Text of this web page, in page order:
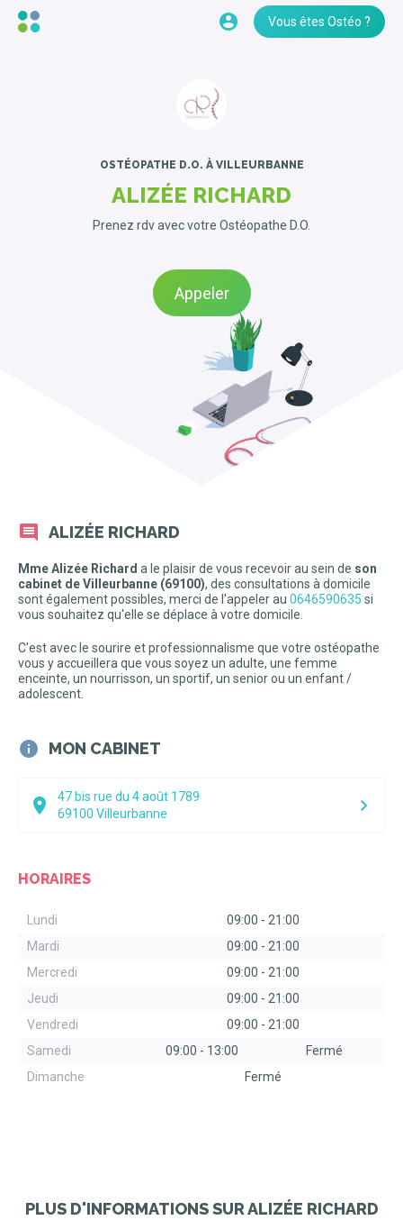
Vous êtes Ostéo ?
OSTÉOPATHE D.O. À VILLEURBANNE
ALIZÉE RICHARD
Prenez rdv avec votre Ostéopathe D.O.
Appeler
ALIZÉE RICHARD
Mme Alizée Richard a le plaisir de vous recevoir au sein de son
cabinet de Villeurbanne (69100), des consultations à domicile
sont également possibles, merci de l'appeler au 0646590635 si
vous souhaitez qu'elle se déplace à votre domicile.
C'est avec le sourire et professionnalisme que votre ostéopathe
vous y accueillera que vous soyez un adulte, une femme
enceinte, un nourrisson, un sportif, un senior ou un enfant /
adolescent.
MON CABINET
47 bis rue du 4 août 1789
69100 Villeurbanne
HORAIRES
Lundi 09:00 - 21:00
Mardi
09:00 - 21:00
Mercredi
09:00 - 21:00
Jeudi
09:00 - 21:00
Vendredi
09:00 - 21:00
Samedi
09:00 - 13:00
Fermé
Dimanche
Fermé
PLUS D'INFORMATIONS SUR ALIZÉE RICHARD